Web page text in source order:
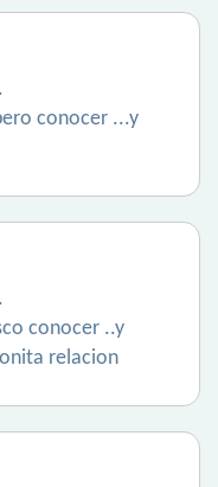
conocer ...y
conocer ..y
relacion